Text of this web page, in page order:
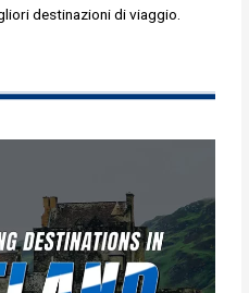
destinazioni di viaggio.